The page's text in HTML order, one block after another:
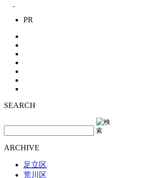
PR
SEARCH
ARCHIVE
足立区
荒川区